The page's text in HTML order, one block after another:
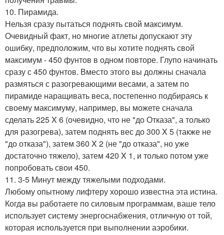
10. Пирамида.
Нельзя сразу пытаться поднять свой максимум.
Очевидный факт, но многие атлеты допускают эту
ошибку, предположим, что вы хотите поднять свой
максимум - 450 фунтов в одном повторе. Глупо начинать
сразу с 450 фунтов. Вместо этого вы должны сначала
размяться с разогревающими весами, а затем по
пирамиде наращивать веса, постепенно подбираясь к
своему максимуму, например, вы можете сначала
сделать 225 X 6 (очевидно, что не "до Отказа", а только
для разогрева), затем поднять вес до 300 X 5 (также не
"до отказа"), затем 360 X 2 (не "до отказа", но уже
достаточно тяжело), затем 420 X 1, и только потом уже
попробовать свои 450.
11. 3-5 Минут между тяжелыми подходами.
Любому опытному лифтеру хорошо известна эта истина.
Когда вы работаете по силовым программам, ваше тело
использует систему энергоснабжения, отличную от той,
которая используется при выполнении аэробики.